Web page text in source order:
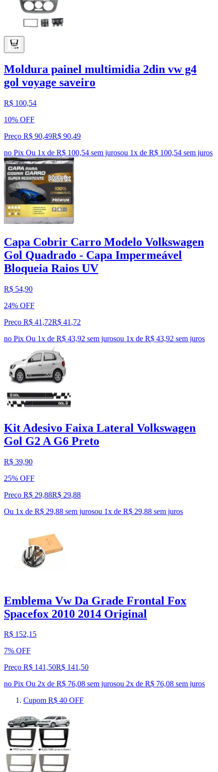
Moldura painel multimidia 2din vw g4
gol voyage saveiro
R$ 100,54
10% OFF
Preço R$ 90,49R$ 90,49
no Pix Ou 1x de R$ 100,54 sem jurosou 1x de R$ 100,54 sem juros
Capa Cobrir Carro Modelo Volkswagen
Gol Quadrado - Capa Impermeável
Bloqueia Raios UV
R$ 54,90
24% OFF
Preço R$ 41,72R$ 41 ,72
no Pix Ou 1x de R$ 43,92 sem jurosou 1x de R$ 43,92 sem juros
Kit Adesivo Faixa Lateral Volkswagen
Gol G2 A G6 Preto
R$ 39,90
25% OFF
Preço R$ 29,88R$ 29,88
Ou 1x de R$ 29,88 sem jurosou 1x de R$ 29,88 sem juros
Emblema Vw Da Grade Frontal Fox
Spacefox 2010 2014 Original
R$ 152,15
7% OFF
Preço R$ 141,50R$ 141,50
no Pix Ou 2x de R$ 76,08 sem jurosou 2x de R$ 76,08 sem juros
Cupom R$ 40 OFF